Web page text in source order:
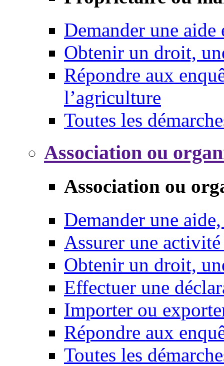
Demander une aide
Obtenir un droit,
Répondre aux
l’agriculture
Toutes les
Association ou
Association ou
Demander une
Assurer une
Obtenir un droit,
Effectuer une
Importer ou
Répondre aux
Toutes les